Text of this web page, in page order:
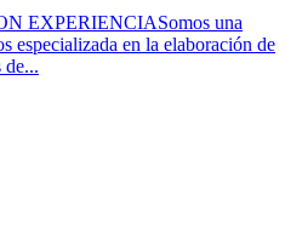
EXPERIENCIASomos una
especializada en la elaboración de
de...